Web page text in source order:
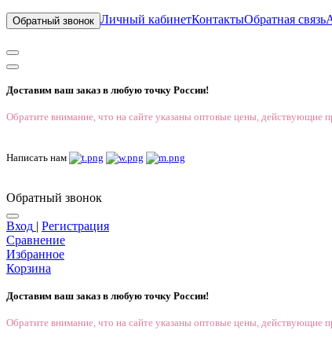
Обратный звонок Личный кабинетКонтактыОбратная связь
Доставим ваш заказ в любую точку России!
Обратите внимание, что на сайте указаны оптовые цены, действующие
Написать нам
Обратный звонок
Вход | Регистрация
Сравнение
Избранное
Корзина
Доставим ваш заказ в любую точку России!
Обратите внимание, что на сайте указаны оптовые цены, действующие